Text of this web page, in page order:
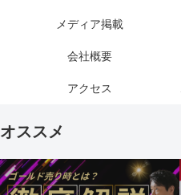
メディア掲載
会社概要
アクセス
オススメ